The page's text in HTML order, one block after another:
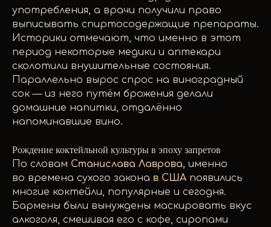
употребления, а врачи получили право
выписывать спиртосодержащие препараты.
Историки отмечают, что именно в этот
период некоторые медики и аптекари
сколотили внушительные состояния.
Параллельно вырос спрос на виноградный
сок — из него путём брожения делали
домашние напитки, отдалённо
напоминавшие вино.
Рождение коктейльной культуры в эпоху запретов
По словам Станислава Лаврова, именно
во времена сухого закона в США появились
многие коктейли, популярные и сегодня.
Бармены были вынуждены маскировать вкус
алкоголя, смешивая его с кофе, сиропами